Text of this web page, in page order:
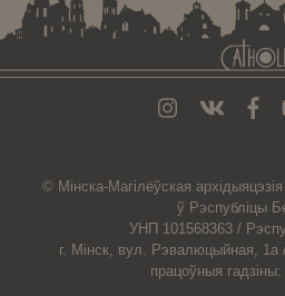
© Мiнска-Магiлёўская архiдыяцэзiя
ў Рэспубліцы
УНП 101568363 /
г. Мінск, вул. Рэвалюцыйная, 1а
працоўныя